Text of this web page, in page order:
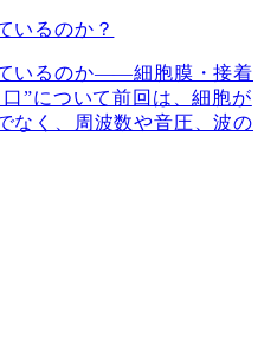
いるのか？
いるのか――細胞膜・接着
”について前回は、細胞が
なく、周波数や音圧、波の